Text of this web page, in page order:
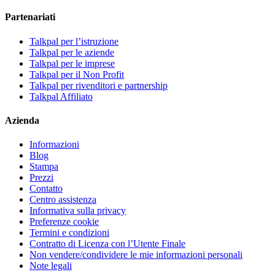
Partenariati
Talkpal per l’istruzione
Talkpal per le aziende
Talkpal per le imprese
Talkpal per il Non Profit
Talkpal per rivenditori e partnership
Talkpal Affiliato
Azienda
Informazioni
Blog
Stampa
Prezzi
Contatto
Centro assistenza
Informativa sulla privacy
Preferenze cookie
Termini e condizioni
Contratto di Licenza con l’Utente Finale
Non vendere/condividere le mie informazioni personali
Note legali